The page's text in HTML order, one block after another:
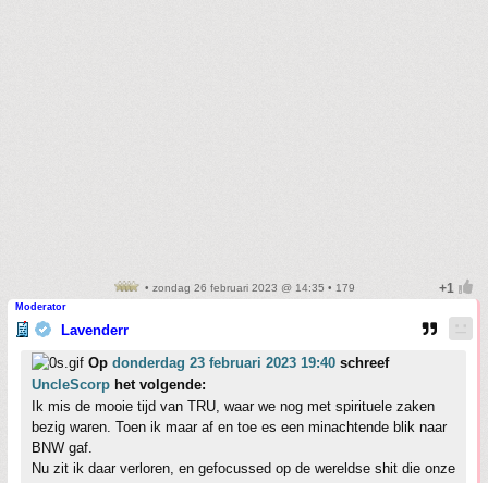
• zondag 26 februari 2023 @ 14:35 • 179
Moderator
Lavenderr
Op donderdag 23 februari 2023 19:40 schreef
UncleScorp het volgende:
Ik mis de mooie tijd van TRU, waar we nog met spirituele zaken
bezig waren. Toen ik maar af en toe es een minachtende blik naar
BNW gaf.
Nu zit ik daar verloren, en gefocussed op de wereldse shit die onze